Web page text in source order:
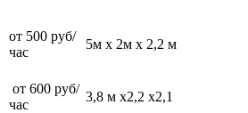
от 500 руб/
час
5м х 2м х 2,2 м
от 600 руб/
час
3,8 м х2,2 х2,1